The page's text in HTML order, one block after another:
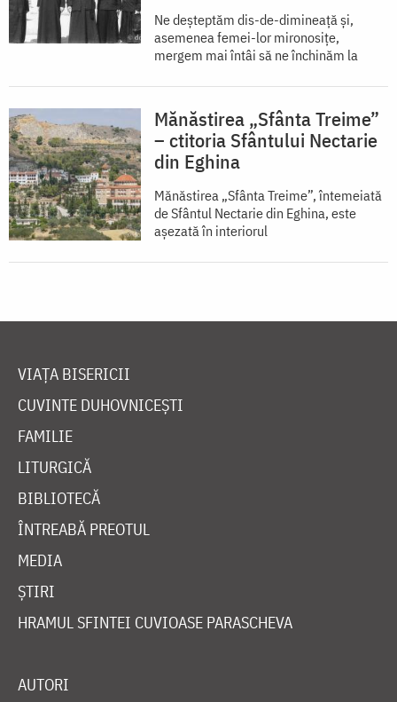
Ne deșteptăm dis-de-dimineață și,
asemenea femei-lor mironosițe,
mergem mai întâi să ne închinăm la
Mănăstirea „Sfânta Treime”
– ctitoria Sfântului Nectarie
din Eghina
Mănăstirea „Sfânta Treime”, întemeiată
de Sfântul Nectarie din Eghina, este
aşezată în interiorul
VIAȚA BISERICII
CUVINTE DUHOVNICEȘTI
FAMILIE
LITURGICĂ
BIBLIOTECĂ
ÎNTREABĂ PREOTUL
MEDIA
ȘTIRI
HRAMUL SFINTEI CUVIOASE PARASCHEVA
AUTORI